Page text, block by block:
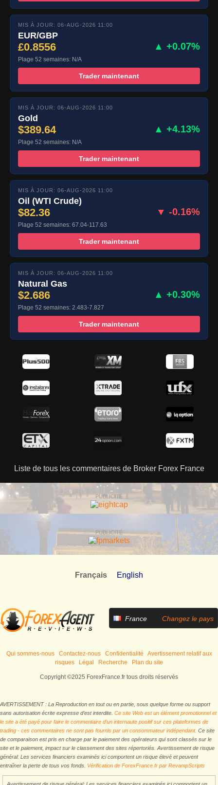
MIS À JOUR: 06-AUG-2026 11:00
EUR/GBP
£0.8556 ▲ +0.07%
Plage 52 semaines: N/A
Trader maintenant
MIS À JOUR: 06-AUG-2026 11:00
Gold
$389.64 ▲ +4.13%
Plage 52 semaines: N/A
Trader maintenant
MIS À JOUR: 06-AUG-2026 11:00
Oil (WTI Crude)
$82.36 ▼ -0.16%
Plage 52 semaines: 67.04-117.63
Trader maintenant
MIS À JOUR: 06-AUG-2026 11:00
Natural Gas
$2.686 ▲ +0.30%
Plage 52 semaines: 2.483-7.827
Trader maintenant
Liste de tous les commentaires de Broker Forex France
PUBLICITÉ
PUBLICITÉ
Français English
France Changez le pays
Qui sommes-nous Contactez-nous Confidentialité
Avertissement relatif aux
risques
Légal Recherche Plan du site
Copyright ©2025 ForexFrance.fr tous droits réservés
AVERTISSEMENT : La Reproduction en tout ou en partie, sous quelque forme ou support
sans autorisation écrite expresse d’est interdite. Ce site Web est un élément promotionnel et
le site a été payé pour faire le commentaire d’un internaute positif sur ces plateformes de
trading - ces commentaires ne sont pas fournis par un consommateur indépendant. Ce site
de comparaison est pris en charge par le paiement des opérateurs qui sont classés sur le
site et le paiement, impact sur le classement des sites répertoriés. Avertissement de risque
général: Les services financiers examinés ici comportent un risque élevé et peuvent
entraîner la perte de tous vos fonds. Vérification de ForexFrance.fr par RevampScripts
Avertissement de risque général: Les services financiers examinés ici comportent un